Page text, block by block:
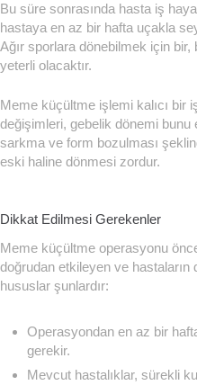
Bu süre sonrasında hasta iş
hastaya en az bir hafta uçakla
Ağır sporlara dönebilmek için
yeterli olacaktır.
Meme küçültme işlemi kalıcı bir
değişimleri, gebelik dönemi bunu
sarkma ve form bozulması
eski haline dönmesi zordur.
Dikkat Edilmesi Gerekenler
Meme küçültme operasyonu
doğrudan etkileyen ve
hususlar şunlardır:
Operasyondan en az bir
gerekir.
Mevcut hastalıklar, sürekli